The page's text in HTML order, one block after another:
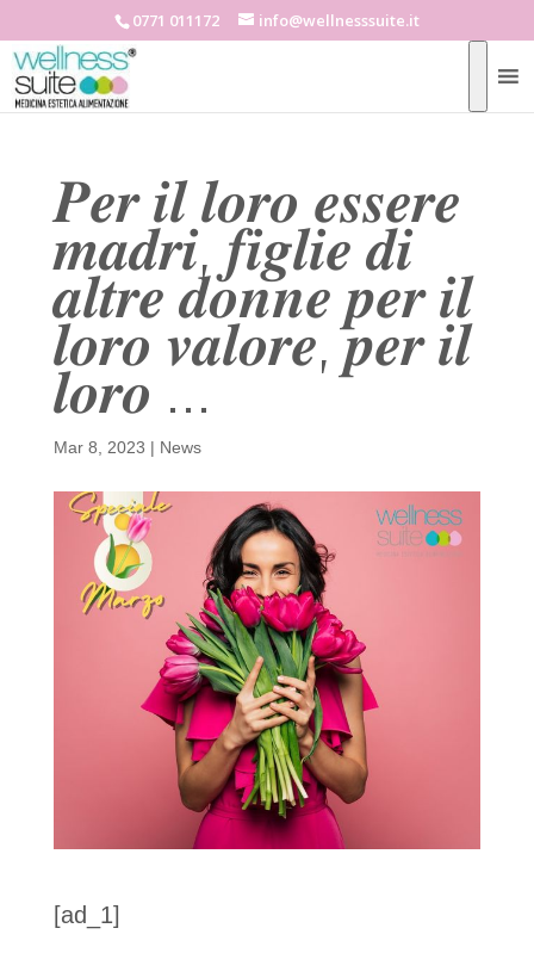
0771 011172 info@wellnesssuite.it
𝑷𝒆𝒓 𝒊𝒍 𝒍𝒐𝒓𝒐 𝒆𝒔𝒔𝒆𝒓𝒆
𝒎𝒂𝒅𝒓𝒊, 𝒇𝒊𝒈𝒍𝒊𝒆 𝒅𝒊
𝒂𝒍𝒕𝒓𝒆 𝒅𝒐𝒏𝒏𝒆 𝒑𝒆𝒓 𝒊𝒍
𝒍𝒐𝒓𝒐 𝒗𝒂𝒍𝒐𝒓𝒆, 𝒑𝒆𝒓 𝒊𝒍
𝒍𝒐𝒓𝒐 …
Mar 8, 2023 | News
[ad_1]